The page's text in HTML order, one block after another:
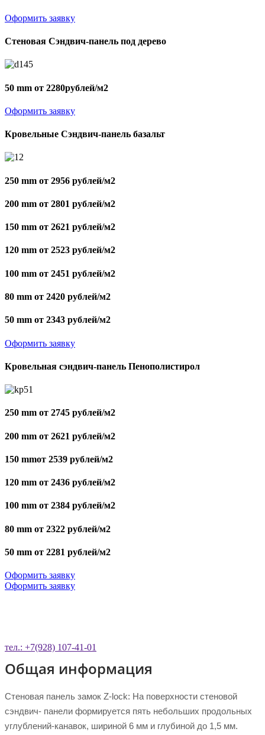
Оформить заявку
Стеновая Сэндвич-панель под дерево
50 mm от 2280рублей/м2
Оформить заявку
Кровельные Сэндвич-панель базальт
250 mm от 2956 рублей/м2
200 mm от 2801 рублей/м2
150 mm от 2621 рублей/м2
120 mm от 2523 рублей/м2
100 mm от 2451 рублей/м2
80 mm от 2420 рублей/м2
50 mm от 2343 рублей/м2
Оформить заявку
Кровельная сэндвич-панель Пенополистирол
250 mm от 2745 рублей/м2
200 mm от 2621 рублей/м2
150 mmот 2539 рублей/м2
120 mm от 2436 рублей/м2
100 mm от 2384 рублей/м2
80 mm от 2322 рублей/м2
50 mm от 2281 рублей/м2
Оформить заявку
Оформить заявку
тел.: +7(928) 107-41-01
Общая информация
Стеновая панель замок Z-lock: На поверхности стеновой
сэндвич- панели формируется пять небольших продольных
углублений-канавок, шириной 6 мм и глубиной до 1,5 мм.